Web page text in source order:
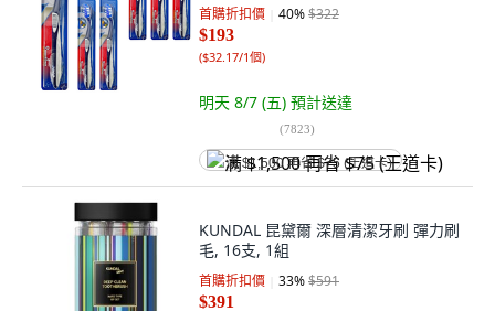
首購折扣價 40%$322
$193
($32.17/1個)
明天 8/7 (五) 預計送達
(7823)
满 $1,500 再省 $75 (王道卡)
KUNDAL 昆黛爾 深層清潔牙刷 彈力刷
毛, 16支, 1組
首購折扣價 33%$591
$391